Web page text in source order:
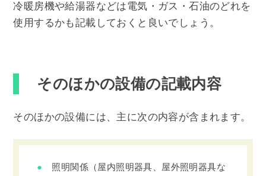
冷暖房機や給湯器などは電気・ガス・石油のどれを
使用するかも記載しておくと良いでしょう。
そのほかの設備の記載内容
そのほかの設備には、主に次の内容が含まれます。
照明関係（屋内照明器具、屋外照明器具な